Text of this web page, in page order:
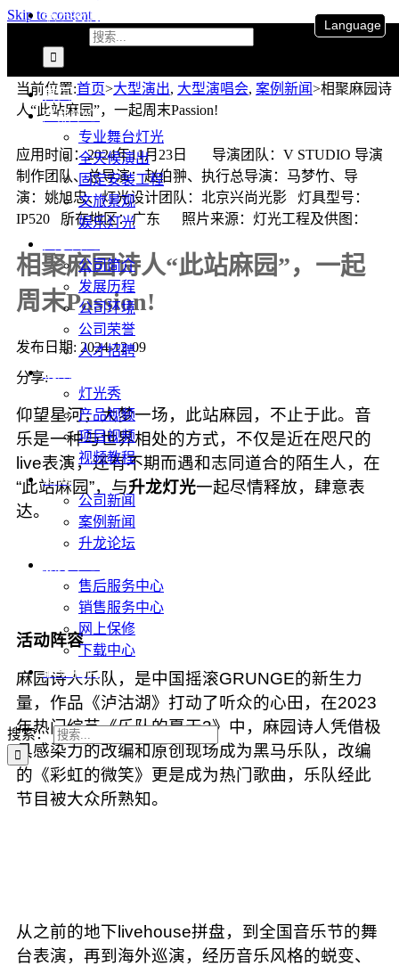
Skip to content
联系我们
首页
产品中心
专业舞台灯光
全天候演出
固定安装工程
文旅景观
娱乐灯光
公司简介
发展历程
公司环境
公司荣誉
人才招聘
视频
灯光秀
产品视频
项目视频
视频教程
新闻
公司新闻
案例新闻
升龙论坛
售后服务中心
销售服务中心
网上保修
下载中心
联系我们
搜索：
当前位置:首页>大型演出, 大型演唱会, 案例新闻>相聚麻园诗
人“此站麻园”，一起周末Passion!
应用时间：2024年11月23日 导演团队：V STUDIO 导演
制作团队、总导演：赵伯翀、执行总导演：马梦竹、导
演：姚旭忠、灯光设计团队：北京兴尚光影 灯具型号：
IP520 所在地区：广东 照片来源：灯光工程及供图：
相聚麻园诗人“此站麻园”，一起
周末Passion!
发布日期: 2024-12-09
分享:
仰望星河，大梦一场，此站麻园，不止于此。音
乐是一种与世界相处的方式，不仅是近在咫尺的
live表演，还有不期而遇和志同道合的陌生人，在
“此站麻园”，与升龙灯光一起尽情释放，肆意表
达。
活动阵容
麻园诗人乐队，是中国摇滚GRUNGE的新生力
量，作品《泸沽湖》打动了听众的心田，在2023
年热门综艺《乐队的夏天3》中，麻园诗人凭借极
具感染力的改编和原创现场成为黑马乐队，改编
的《彩虹的微笑》更是成为热门歌曲，乐队经此
节目被大众所熟知。
从之前的地下livehouse拼盘，到全国音乐节的舞
台表演，再到海外巡演，经历音乐风格的蜕变、
Language